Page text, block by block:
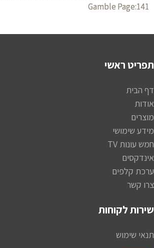
Gamble Page:141
תפריט ראשי
דף הבית
אודות
מוצרים
מידע שימושי
חמש עונות TV
אינדקסים
ערכת קלפים
צרו קשר
שירות לקוחות
תנאי שימוש